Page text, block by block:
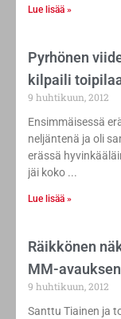
Lue lisää »
Pyrhönen
kilpaili
9 huhtikuun, 2012
Ensimmäisessä
neljäntenä ja oli
erässä
jäi koko
Lue lisää »
Räikkönen
MM-avauksen
9 huhtikuun, 2012
Santtu Tiainen ja